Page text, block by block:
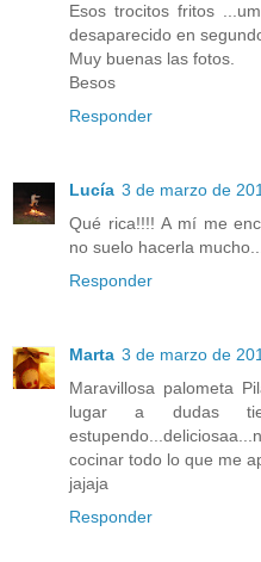
Esos trocitos fritos
desaparecido en
Muy buenas las fotos.
Besos
Responder
Lucía 3 de marzo de
Qué rica!!!! A mí me
no suelo hacerla
Responder
Marta 3 de marzo de
Maravillosa palometa
lugar a dudas
cocinar todo lo que me
jajaja
Responder